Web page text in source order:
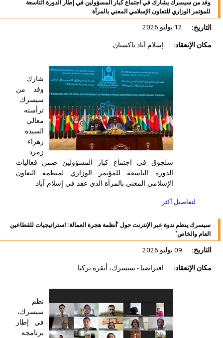
وفد من سيسرك يشارك في اجتماع كبار المسؤولين في إطار الدورة التاسعة
للمؤتمر الوزاري للتعاون الإسلامي المعني بالمرأة
التاريخ:
مكان الإنعقاد:
إسلام آباد باكستان
شارك
وفد من
سيسرك
ترأسته
معالي
السيدة
زهراء
زمرد
سلجوق في اجتماع كبار المسؤولين ضمن فعاليات
الدورة التاسعة للمؤتمر الوزاري لمنظمة التعاون
الإسلامي المعني بالمرأة الذي عقد في إسلام آباد.
لتفاصيل أكثر
سيسرك ينظم ندوة عبر الإنترنت حول ’أنظمة هجرة العمالة: استراتيجيات للقطاعين
العام والخاص‘
التاريخ:
مكان الإنعقاد:
افتراضيا - سيسرك، أنقرة تركيا
نظم
سيسرك،
في إطار
برنامجه